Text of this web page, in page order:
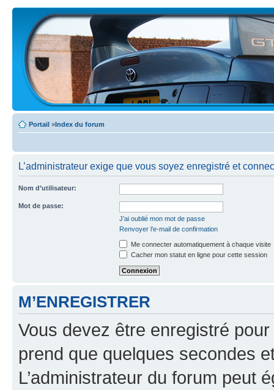
Portail »Index du forum
L’administrateur exige que vous soyez enregistré et
Nom d’utilisateur:
Mot de passe:
J’ai oublié mon mot de passe
Renvoyer l’e-mail de confirmation
Me connecter automatiquement à chaque visite
Cacher mon statut en ligne pour cette session
M’ENREGISTRER
Vous devez être enregistré
prend que quelques secondes
L’administrateur du forum peut